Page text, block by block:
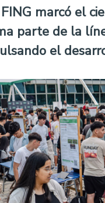
marcó el
parte de la
el